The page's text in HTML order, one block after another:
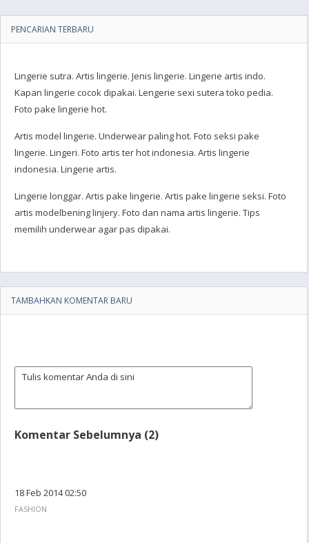
PENCARIAN TERBARU
Lingerie sutra. Artis lingerie. Jenis lingerie. Lingerie artis indo.
Kapan lingerie cocok dipakai. Lengerie sexi sutera toko pedia.
Foto pake lingerie hot.
Artis model lingerie. Underwear paling hot. Foto seksi pake
lingerie. Lingeri. Foto artis ter hot indonesia. Artis lingerie
indonesia. Lingerie artis.
Lingerie longgar. Artis pake lingerie. Artis pake lingerie seksi. Foto
artis modelbening linjery. Foto dan nama artis lingerie. Tips
memilih underwear agar pas dipakai.
TAMBAHKAN KOMENTAR BARU
Komentar Sebelumnya (2)
18 Feb 2014 02:50
FASHION